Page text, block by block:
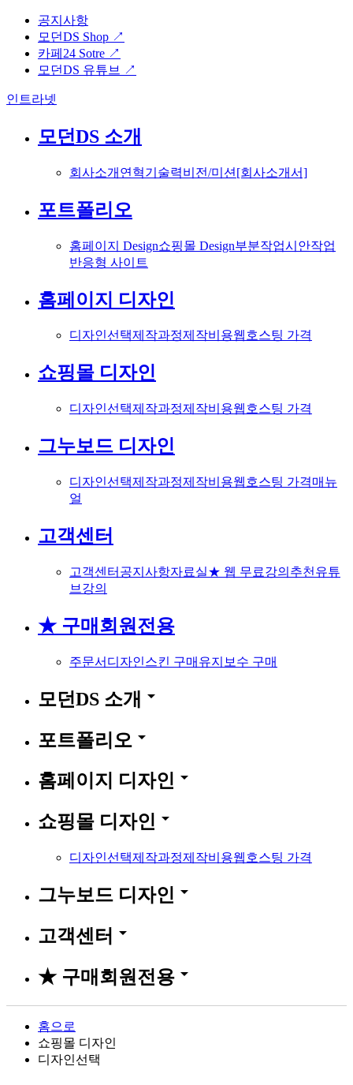
공지사항
모던DS Shop ↗
카페24 Sotre ↗
모던DS 유튜브 ↗
인트라넷
모던DS 소개
회사소개 연혁기술력비전/미션 [회사소개서]
포트폴리오
홈페이지 Design쇼핑몰 Design부분작업시안작업
반응형 사이트
홈페이지 디자인
디자인선택제작과정제작비용웹호스팅 가격
쇼핑몰 디자인
디자인선택제작과정제작비용웹호스팅 가격
그누보드 디자인
디자인선택제작과정제작비용웹호스팅 가격매뉴
얼
고객센터
고객센터 공지사항자료실★ 웹 무료강의 추천유튜
브강의
★ 구매회원전용
주문서 디자인스킨 구매 유지보수 구매
모던DS 소개 arrow_drop_down
포트폴리오 arrow_drop_down
홈페이지 디자인 arrow_drop_down
쇼핑몰 디자인 arrow_drop_down
디자인선택제작과정제작비용웹호스팅 가격
그누보드 디자인 arrow_drop_down
고객센터 arrow_drop_down
★ 구매회원전용 arrow_drop_down
홈으로
쇼핑몰 디자인
디자인선택